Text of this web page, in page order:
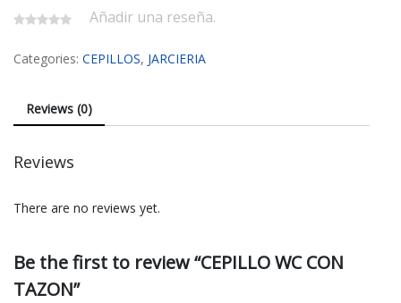
Añadir una reseña.
Categories: CEPILLOS, JARCIERIA
Reviews (0)
Reviews
There are no reviews yet.
Be the first to review “CEPILLO WC CON
TAZON”